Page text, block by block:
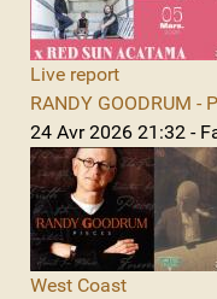
Live report
RANDY GOODRUM -
24 Avr 2026 21:32 -
West Coast